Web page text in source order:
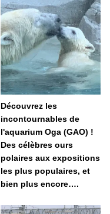
Découvrez les
incontournables de
l'aquarium Oga (GAO) !
Des célèbres ours
polaires aux expositions
les plus populaires, et
bien plus encore….